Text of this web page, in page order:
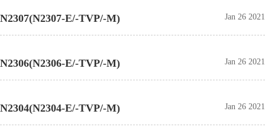
N2307(N2307-E/-TVP/-M) Jan 26 2021
N2306(N2306-E/-TVP/-M) Jan 26 2021
N2304(N2304-E/-TVP/-M) Jan 26 2021